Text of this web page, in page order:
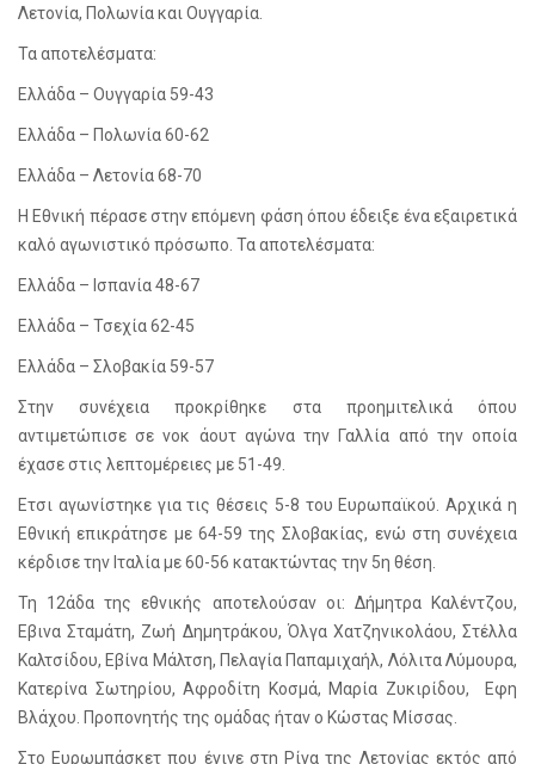
Λετονία, Πολωνία και Ουγγαρία.
Τα αποτελέσματα:
Ελλάδα – Ουγγαρία 59-43
Ελλάδα – Πολωνία 60-62
Ελλάδα – Λετονία 68-70
Η Εθνική πέρασε στην επόμενη φάση όπου έδειξε ένα εξαιρετικά
καλό αγωνιστικό πρόσωπο. Τα αποτελέσματα:
Ελλάδα – Ισπανία 48-67
Ελλάδα – Τσεχία 62-45
Ελλάδα – Σλοβακία 59-57
Στην συνέχεια προκρίθηκε στα προημιτελικά όπου
αντιμετώπισε σε νοκ άουτ αγώνα την Γαλλία από την οποία
έχασε στις λεπτομέρειες με 51-49.
Ετσι αγωνίστηκε για τις θέσεις 5-8 του Ευρωπαϊκού. Αρχικά η
Εθνική επικράτησε με 64-59 της Σλοβακίας, ενώ στη συνέχεια
κέρδισε την Ιταλία με 60-56 κατακτώντας την 5η θέση.
Τη 12άδα της εθνικής αποτελούσαν οι: Δήμητρα Καλέντζου,
Εβινα Σταμάτη, Ζωή Δημητράκου, Όλγα Χατζηνικολάου, Στέλλα
Καλτσίδου, Εβίνα Μάλτση, Πελαγία Παπαμιχαήλ, Λόλιτα Λύμουρα,
Κατερίνα Σωτηρίου, Αφροδίτη Κοσμά, Μαρία Ζυκιρίδου, Εφη
Βλάχου. Προπονητής της ομάδας ήταν ο Κώστας Μίσσας.
Στο Ευρωμπάσκετ που έγινε στη Ρίγα της Λετονίας εκτός από